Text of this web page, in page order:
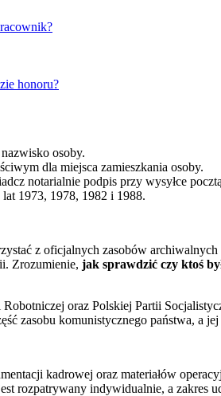
honoru?
osoby.
dla miejsca zamieszkania osoby.
notarialnie podpis przy wysyłce
1973, 1978, 1982 i 1988.
z oficjalnych zasobów
Zrozumienie, jak sprawdzić czy ktoś
oraz Polskiej Partii
zasobu komunistycznego państwa, a
kadrowej oraz materiałów
rozpatrywany indywidualnie, a zakres